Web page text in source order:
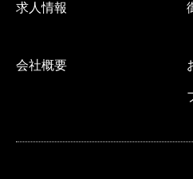
求人情報
会社概要